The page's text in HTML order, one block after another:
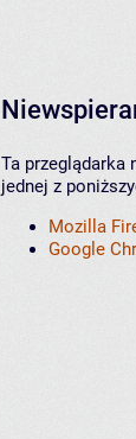
Ta przeglądarka
jednej z
Mozilla
Google